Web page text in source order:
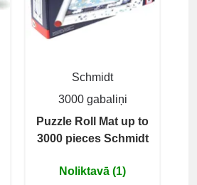
Schmidt
3000 gabaliņi
Puzzle Roll Mat up to
3000 pieces Schmidt
Noliktavā (1)